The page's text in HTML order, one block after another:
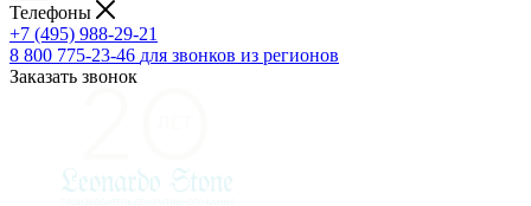
Телефоны
+7 (495) 988-29-21
8 800 775-23-46 для звонков из регионов
Заказать звонок